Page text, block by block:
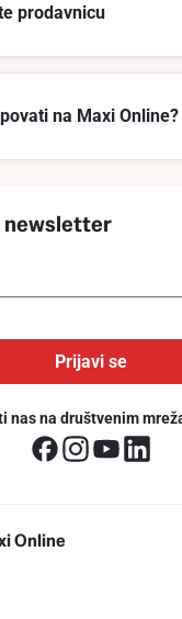
prodavnicu
na Maxi Online?
newsletter
Prijavi se
nas na društvenim
Online